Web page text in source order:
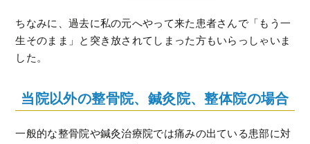
ちなみに、過去に私の元へやって来た患者さんで「もう一
生そのまま」と突き放されてしまった方もいらっしゃいま
した。
当院以外の整骨院、鍼灸院、整体院の場合
一般的な整骨院や鍼灸治療院では痛みの出ている患部に対